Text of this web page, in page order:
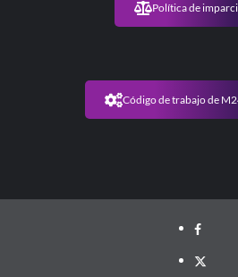
Política de
Código de trabajo de